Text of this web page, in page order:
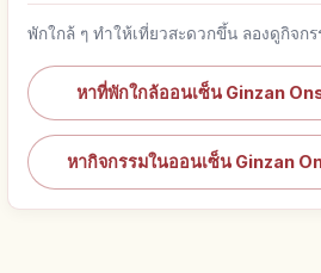
พักใกล้ ๆ ทำให้เที่ยวสะดวกขึ้น ลองดูกิจก
หาที่พักใกล้ออนเซ็น Ginzan
หากิจกรรมในออนเซ็น Ginzan